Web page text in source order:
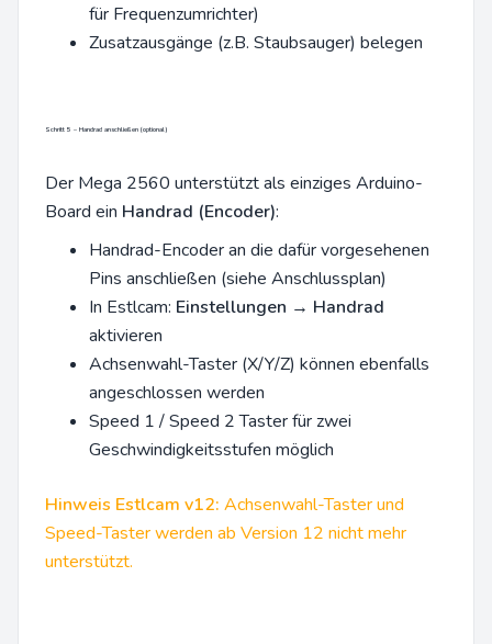
für Frequenzumrichter)
Zusatzausgänge (z.B. Staubsauger) belegen
Schritt 5 – Handrad anschließen (optional)
Der Mega 2560 unterstützt als einziges Arduino-
Board ein Handrad (Encoder):
Handrad-Encoder an die dafür vorgesehenen
Pins anschließen (siehe Anschlussplan)
In Estlcam: Einstellungen → Handrad
aktivieren
Achsenwahl-Taster (X/Y/Z) können ebenfalls
angeschlossen werden
Speed 1 / Speed 2 Taster für zwei
Geschwindigkeitsstufen möglich
Hinweis Estlcam v12: Achsenwahl-Taster und
Speed-Taster werden ab Version 12 nicht mehr
unterstützt.